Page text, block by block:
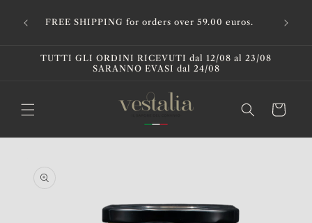
questo
contenuto
FREE SHIPPING for orders over 59.00 euros.
and
TUTTI GLI ORDINI RICEVUTI dal 12/08 al 23/08
SARANNO EVASI dal 24/08
Cart
information